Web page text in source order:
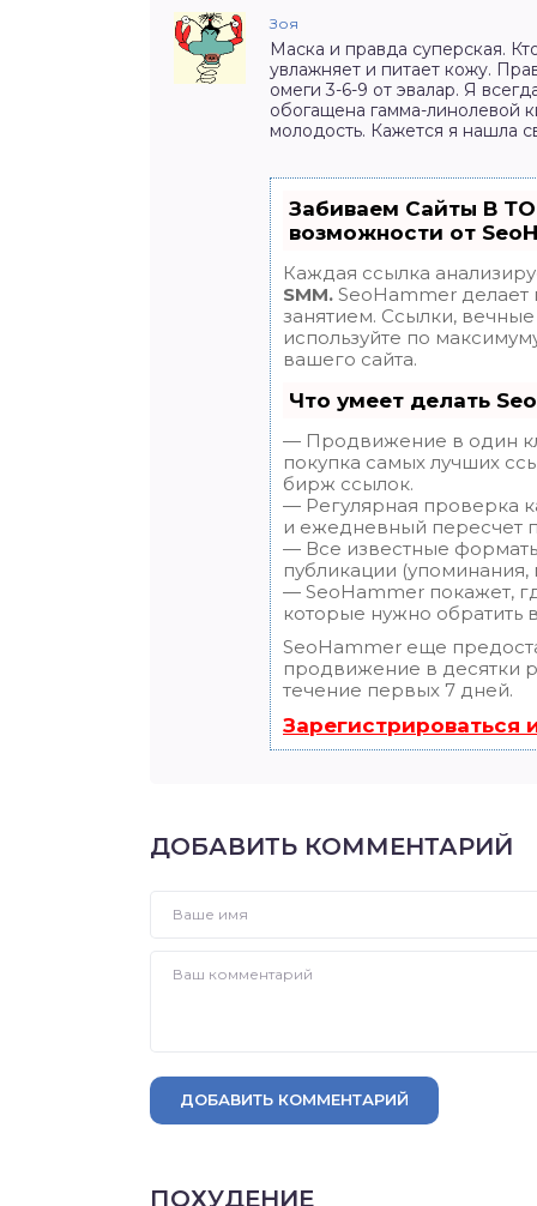
Зоя
Маска и правда суперская.
увлажняет и питает кожу.
омеги 3-6-9 от эвалар. Я
обогащена гамма-линолевой
молодость. Кажется я нашла
Забиваем Сайты В
возможности от
Каждая ссылка
SMM. SeoHammer
занятием. Ссылки,
используйте по
вашего сайта.
Что умеет делать
— Продвижение в один
покупка самых лучших
бирж ссылок.
— Регулярная проверка
и ежедневный пересчет
— Все известные
публикации (упоминания,
— SeoHammer покажет,
которые нужно обратить
SeoHammer еще
продвижение в десятки
течение первых 7 дней.
Зарегистрироваться
ДОБАВИТЬ КОММЕНТАРИЙ
ДОБАВИТЬ КОММЕНТАРИЙ
ПОХУДЕНИЕ